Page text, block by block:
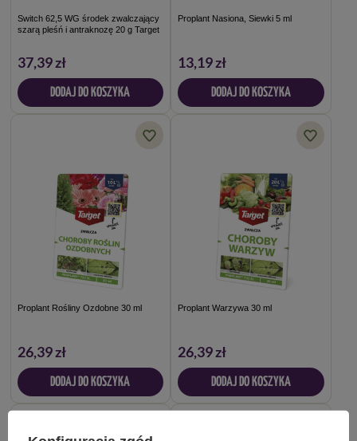
Switch 62,5 WG środek zwalczający
szarą pleśń i antraknozę 20 g Target
37,39 zł
DODAJ DO KOSZYKA
Proplant Nasiona, Siewki 5 ml
13,19 zł
DODAJ DO KOSZYKA
Proplant Rośliny Ozdobne 30 ml
26,39 zł
DODAJ DO KOSZYKA
Proplant Warzywa 30 ml
26,39 zł
DODAJ DO KOSZYKA